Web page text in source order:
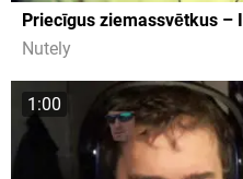
Priecīgus ziemassvētkus –
Nutely
1:00